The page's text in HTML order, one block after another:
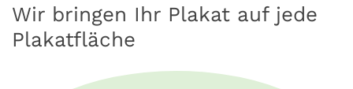
Wir bringen Ihr Plakat auf jede
Plakatfläche